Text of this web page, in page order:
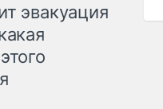
эвакуация